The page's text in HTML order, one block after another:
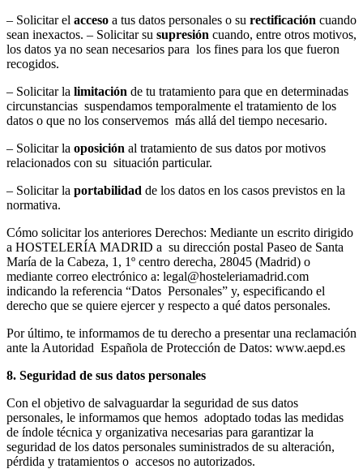
– Solicitar el acceso a tus datos personales o su rectificación cuando
sean inexactos. – Solicitar su supresión cuando, entre otros motivos,
los datos ya no sean necesarios para los fines para los que fueron
recogidos.
– Solicitar la limitación de tu tratamiento para que en determinadas
circunstancias suspendamos temporalmente el tratamiento de los
datos o que no los conservemos más allá del tiempo necesario.
– Solicitar la oposición al tratamiento de sus datos por motivos
relacionados con su situación particular.
– Solicitar la portabilidad de los datos en los casos previstos en la
normativa.
Cómo solicitar los anteriores Derechos: Mediante un escrito dirigido
a HOSTELERÍA MADRID a su dirección postal Paseo de Santa
María de la Cabeza, 1, 1º centro derecha, 28045 (Madrid) o
mediante correo electrónico a: legal@hosteleriamadrid.com
indicando la referencia “Datos Personales” y, especificando el
derecho que se quiere ejercer y respecto a qué datos personales.
Por último, te informamos de tu derecho a presentar una reclamación
ante la Autoridad Española de Protección de Datos: www.aepd.es
8. Seguridad de sus datos personales
Con el objetivo de salvaguardar la seguridad de sus datos
personales, le informamos que hemos adoptado todas las medidas
de índole técnica y organizativa necesarias para garantizar la
seguridad de los datos personales suministrados de su alteración,
pérdida y tratamientos o accesos no autorizados.